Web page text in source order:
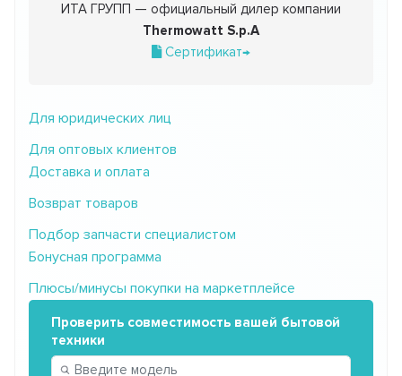
ИТА ГРУПП — официальный дилер компании
Thermowatt S.p.A
Сертификат→
Для юридических лиц
Для оптовых клиентов
Доставка и оплата
Возврат товаров
Подбор запчасти специалистом
Бонусная программа
Плюсы/минусы покупки на маркетплейсе
Проверить совместимость вашей бытовой
техники